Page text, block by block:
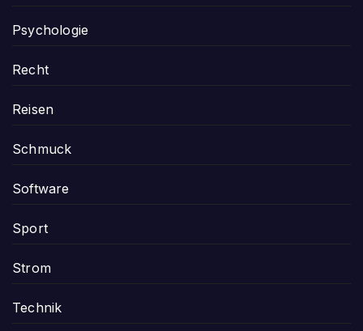
Psychologie
Recht
Reisen
Schmuck
Software
Sport
Strom
Technik